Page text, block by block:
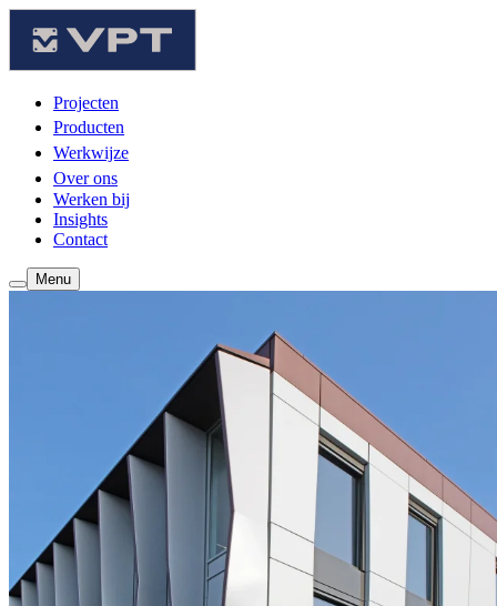
Projecten
Producten
Werkwijze
Over ons
Werken bij
Insights
Contact
Menu